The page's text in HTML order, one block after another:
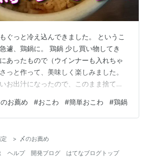
ぐっと冷え込んできました。 というこ
遽、鶏鍋に。 鶏鍋 少し買い物してき
あったもので（ウインナーも入れちゃ
っと作って、美味しく楽しみました。
お出汁になったので、このまま捨てて
たが、まだスープがたっぷりあったの
て、おこわを炊いてみました！ お鍋の
炊きあがり！ おまけのひとり言 お鍋
く、おこわ。お薦めです！ 材料 材料
お薦め #おこわ #簡単おこわ #鶏鍋
> 〆のお薦め
ヘルプ 開発ブログ はてなブログトップ